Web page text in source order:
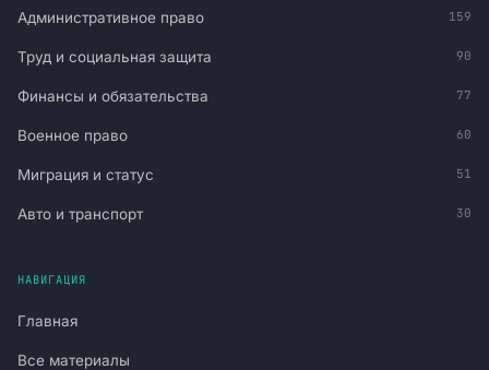
Административное право 159
Труд и социальная защита 90
Финансы и обязательства 77
Военное право 60
Миграция и статус 51
Авто и транспорт 30
НАВИГАЦИЯ
Главная
Все материалы